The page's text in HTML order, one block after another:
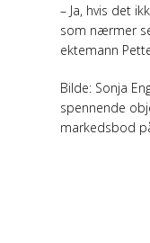
– Ja, hvis det
som nærmer
ektemann
Bilde: Sonja
spennende
markedsbod